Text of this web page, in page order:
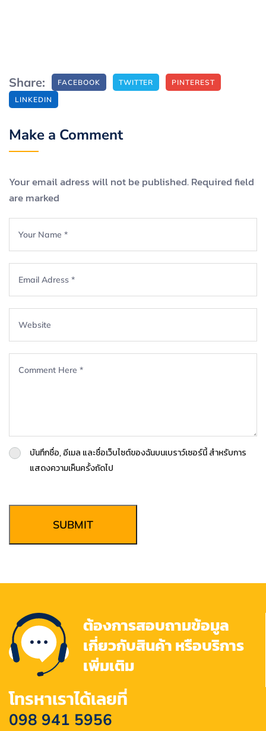
Share: FACEBOOK TWITTER
PINTEREST
LINKEDIN
Make a Comment
Your email adress will not be published. Required field
are marked
บันทึกชื่อ, อีเมล และชื่อเว็บไซต์ของฉันบนเบราว์เซอร์นี้ สำหรับการ
แสดงความเห็นครั้งถัดไป
SUBMIT
ต้องการสอบถามข้อมูล
เกี่ยวกับสินค้า หรือบริการ
เพิ่มเติม
โทรหาเราได้เลยที่
098 941 5956